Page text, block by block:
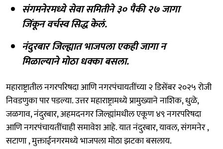
संगमनेरमध्ये सेवा समितीने ३० पैकी २७ जागा
जिंकून वर्चस्व सिद्ध केलं.
नंदुरबार जिल्ह्यात भाजपला एकही जागा न
मिळाल्याने मोठा धक्का बसला.
महाराष्ट्रातील नगरपरिषदा आणि नगरपंचायतींच्या २ डिसेंबर २०२५ रोजी
निवडणुका पार पडल्या. उत्तर महाराष्ट्रामध्ये प्रामुख्याने नाशिक, धुळे,
जळगाव, नंदुरबार, अहमदनगर जिल्ह्यांमधील एकूण ४९ नगरपरिषदा
आणि नगरपंचायतींचाही समावेश आहे. यात नंदुरबार, यावल, संगमनेर ,
सटाणा , मुक्ताईनगरमध्ये भाजपला मोठा झटका बसलाय.